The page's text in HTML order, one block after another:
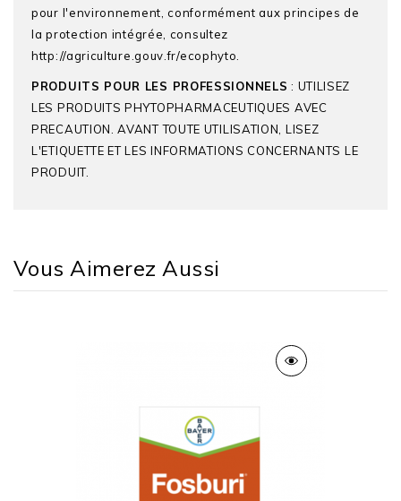
pour l'environnement, conformément aux principes de
la protection intégrée, consultez
http://agriculture.gouv.fr/ecophyto.
PRODUITS POUR LES PROFESSIONNELS : UTILISEZ
LES PRODUITS PHYTOPHARMACEUTIQUES AVEC
PRECAUTION. AVANT TOUTE UTILISATION, LISEZ
L'ETIQUETTE ET LES INFORMATIONS CONCERNANTS LE
PRODUIT.
Matières Actives
Flufénacet
Diflufenicanil
Vous Aimerez Aussi